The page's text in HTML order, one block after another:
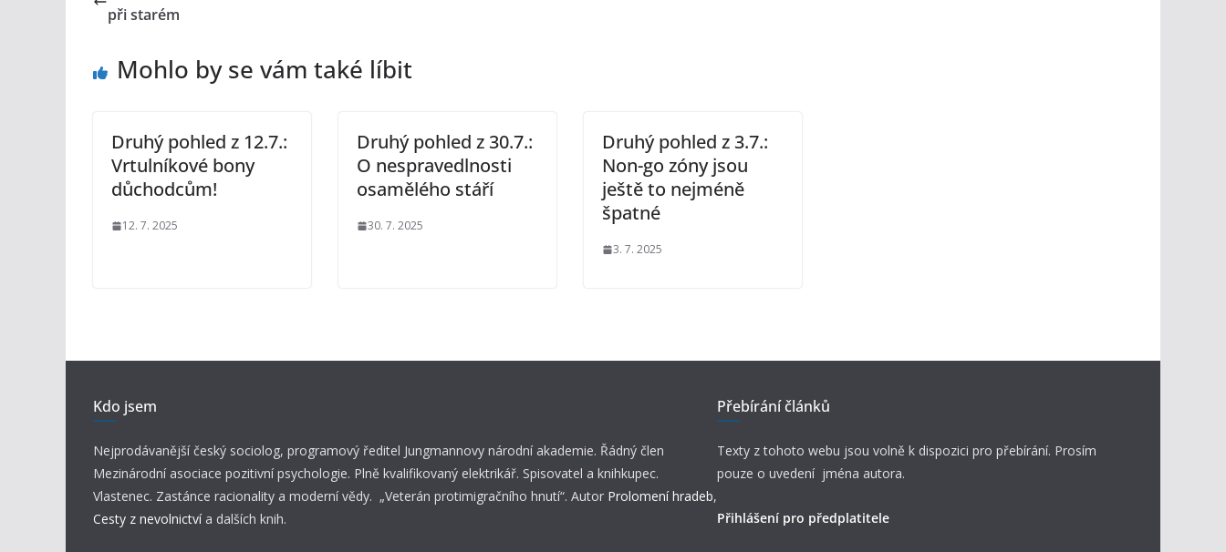
při starém
Mohlo by se vám také líbit
Druhý pohled z 12.7.:
Vrtulníkové bony
důchodcům!
12. 7. 2025
Druhý pohled z 30.7.:
O nespravedlnosti
osamělého stáří
30. 7. 2025
Druhý pohled z 3.7.:
Non-go zóny jsou
ještě to nejméně
špatné
3. 7. 2025
Kdo jsem
Nejprodávanější český sociolog, programový ředitel Jungmannovy národní akademie. Řádný člen
Mezinárodní asociace pozitivní psychologie. Plně kvalifikovaný elektrikář. Spisovatel a knihkupec.
Vlastenec. Zastánce racionality a moderní vědy. „Veterán protimigračního hnutí“. Autor Prolomení hradeb,
Cesty z nevolnictví a dalších knih.
Přebírání článků
Texty z tohoto webu jsou volně k dispozici pro přebírání. Prosím
pouze o uvedení jména autora.
Přihlášení pro předplatitele